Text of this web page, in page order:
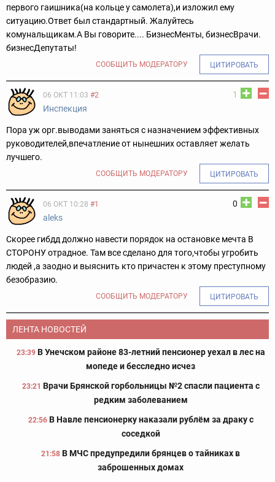
первого гаишника(на кольце у самолета),и изложил ему
ситуацию.Ответ был стандартный. Жалуйтесь
комунальщикам.А Вы говорите.... БизнесМенты, бизнесВрачи.
бизнесДепутаты!
СООБЩИТЬ МОДЕРАТОРУ ЦИТИРОВАТЬ
1
06 ОКТ 11:03 #2
Инспекция
Пора уж орг.выводами заняться с назначением эффективных
руководителей,впечатление от нынешних оставляет желать
лучшего.
СООБЩИТЬ МОДЕРАТОРУ ЦИТИРОВАТЬ
0
06 ОКТ 10:28 #1
aleks
Скорее гибдд должно навести порядок на остановке мечта В
СТОРОНУ отрадное. Там все сделано для того,чтобы угробить
людей ,а заодно и выяснить кто причастен к этому преступному
безобразию.
СООБЩИТЬ МОДЕРАТОРУ ЦИТИРОВАТЬ
ЛЕНТА НОВОСТЕЙ
23:39 В Унечском районе 83-летний пенсионер уехал в лес на
мопеде и бесследно исчез
23:21 Врачи Брянской горбольницы №2 спасли пациента с
редким заболеванием
22:56 В Навле пенсионерку наказали рублём за драку с
соседкой
21:58 В МЧС предупредили брянцев о тайниках в
заброшенных домах